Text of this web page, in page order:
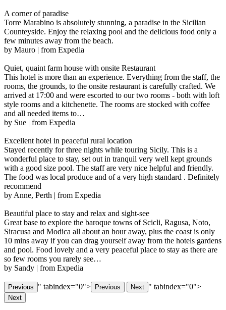
A corner of paradise
Torre Marabino is absolutely stunning, a paradise in the Sicilian
Counteyside. Enjoy the relaxing pool and the delicious food only a
few minutes away from the beach.
by Mauro | from Expedia
Quiet, quaint farm house with onsite Restaurant
This hotel is more than an experience. Everything from the staff, the
rooms, the grounds, to the onsite restaurant is carefully crafted. We
arrived at 17:00 and were escorted to our two rooms - both with loft
style rooms and a kitchenette. The rooms are stocked with coffee
and all needed items to…
by Sue | from Expedia
Excellent hotel in peaceful rural location
Stayed recently for three nights while touring Sicily. This is a
wonderful place to stay, set out in tranquil very well kept grounds
with a good size pool. The staff are very nice helpful and friendly.
The food was local produce and of a very high standard . Definitely
recommend
by Anne, Perth | from Expedia
Beautiful place to stay and relax and sight-see
Great base to explore the baroque towns of Scicli, Ragusa, Noto,
Siracusa and Modica all about an hour away, plus the coast is only
10 mins away if you can drag yourself away from the hotels gardens
and pool. Food lovely and a very peaceful place to stay as there are
so few rooms you rarely see…
by Sandy | from Expedia
Previous " tabindex="0"> Previous Next " tabindex="0">
Next